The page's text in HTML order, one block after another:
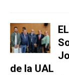
de la UAL